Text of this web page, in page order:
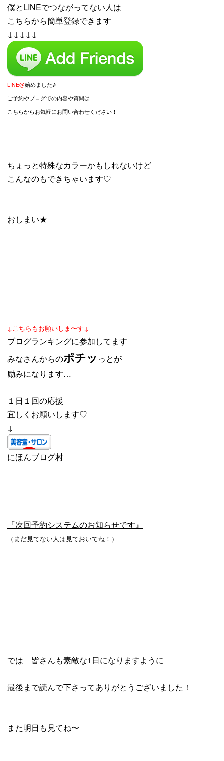
僕とLINEでつながってない人は
こちらから簡単登録できます
↓↓↓↓↓
LINE@始めました♪
ご予約やブログでの内容や質問は
こちらからお気軽にお問い合わせください！
ちょっと特殊なカラーかもしれないけど
こんなのもできちゃいます♡
おしまい★
↓こちらもお願いしま〜す↓
ブログランキングに参加してます
みなさんからのポチッ っとが
励みになります…
１日１回の応援
宜しくお願いします♡
↓
にほんブログ村
『次回予約システムのお知らせです』
（まだ見てない人は見ておいてね！）
では 皆さんも素敵な1日になりますように
最後まで読んで下さってありがとうございました！
また明日も見てね〜